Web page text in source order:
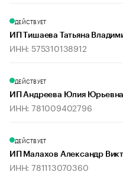
ДЕЙСТВУЕТ
ИП Тишаева Татьяна
ИНН: 575310138912
ДЕЙСТВУЕТ
ИП Андреева Юлия Юрьевна
ИНН: 781009402796
ДЕЙСТВУЕТ
ИП Малахов Александр
ИНН: 781113070360